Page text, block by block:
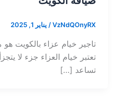
VzNdQOnyRX
/ يناير 1, 2025
تاجير خيام عزاء بالكويت
تعتبر خيام العزاء جزء لا
تساعد […]